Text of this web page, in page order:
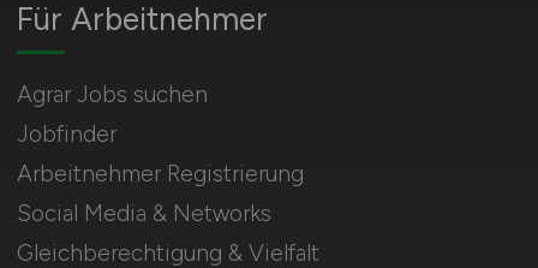
Für Arbeitnehmer
Agrar Jobs suchen
Jobfinder
Arbeitnehmer Registrierung
Social Media & Networks
Gleichberechtigung & Vielfalt